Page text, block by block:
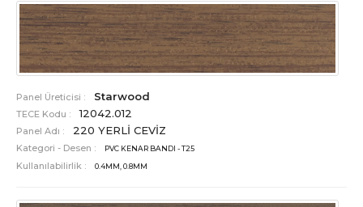
Panel Üreticisi : Starwood
TECE Kodu : 12042.012
Panel Adı : 220 YERLİ CEVİZ
Kategori - Desen : PVC KENAR BANDI - T25
Kullanılabilirlik : 0.4MM, 0.8MM